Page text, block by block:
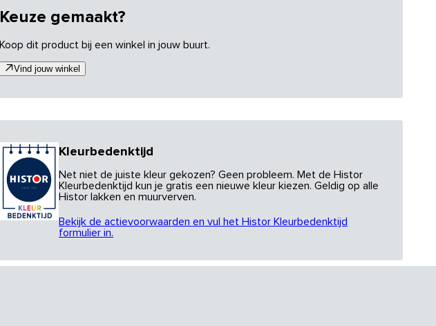
Keuze gemaakt?
Koop dit product bij een winkel in jouw buurt.
Vind jouw winkel
Kleurbedenktijd
Net niet de juiste kleur gekozen? Geen probleem. Met de Histor
Kleurbedenktijd kun je gratis een nieuwe kleur kiezen. Geldig op alle
Histor lakken en muurverven.
Bekijk de actievoorwaarden en vul het Histor Kleurbedenktijd
formulier in.